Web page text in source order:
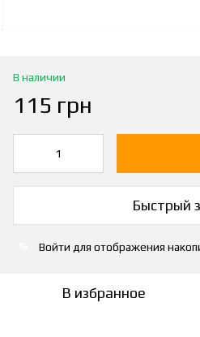
В наличии
115 грн
Быстрый
Войти для отображения
В избранное